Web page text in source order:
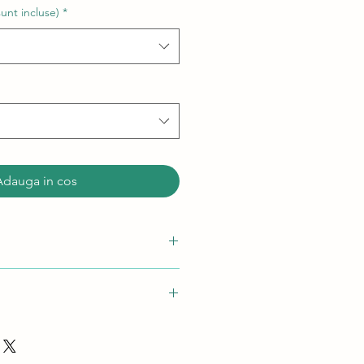
incluse) *
in cos
de parmezan pentru carne;
ul de cafea pe baza de